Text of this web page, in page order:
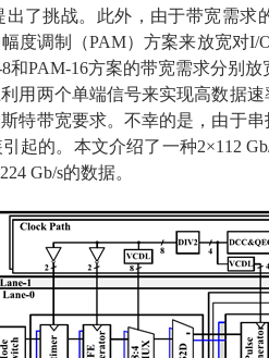
了挑战。此外，由于带宽需求
度调制（PAM）方案来放宽对I/
和PAM-16方案的带宽需求分别
用两个单端信号来实现高数据
特带宽要求。不幸的是，由于
起的。本文介绍了一种2×112
Gb/s的数据。